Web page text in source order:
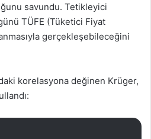
savundu. Tetikleyici
TÜFE (Tüketici Fiyat
gerçekleşebileceğini
korelasyona değinen Krüger,